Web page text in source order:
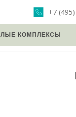
+7
КОМПЛЕКСЫ